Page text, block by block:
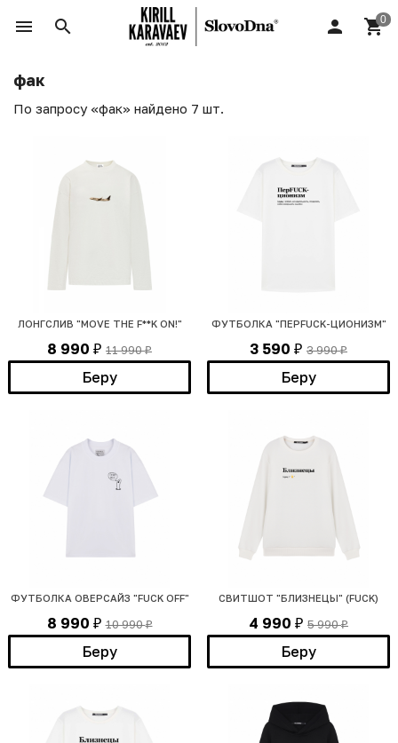
фак
По запросу «фак» найдено 7 шт.
ЛОНГСЛИВ "MOVE THE F**K ON!"
8 990 ₽ 11 990₽
Беру
ФУТБОЛКА "ПЕРFUCK-ЦИОНИЗМ"
3 590 ₽ 3 990₽
Беру
ФУТБОЛКА ОВЕРСАЙЗ "FUCK OFF"
8 990 ₽ 10 990₽
Беру
СВИТШОТ "БЛИЗНЕЦЫ" (FUCK)
4 990 ₽ 5 990₽
Беру